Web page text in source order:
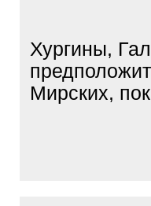
Хургины,
Мирских,